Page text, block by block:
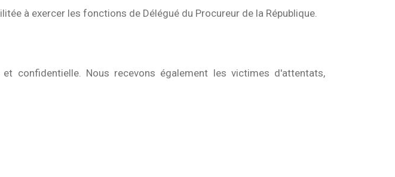
à exercer les fonctions de Délégué du Procureur de la République.
confidentielle. Nous recevons également les victimes d'attentats,